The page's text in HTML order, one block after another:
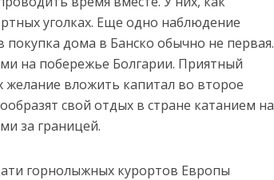
уголках. Еще одно наблюдение
дома в Банско обычно не первая.
на побережье Болгарии. Приятный
вложить капитал во второе
свой отдых в стране катанием на
за границей.
горнолыжных курортов Европы